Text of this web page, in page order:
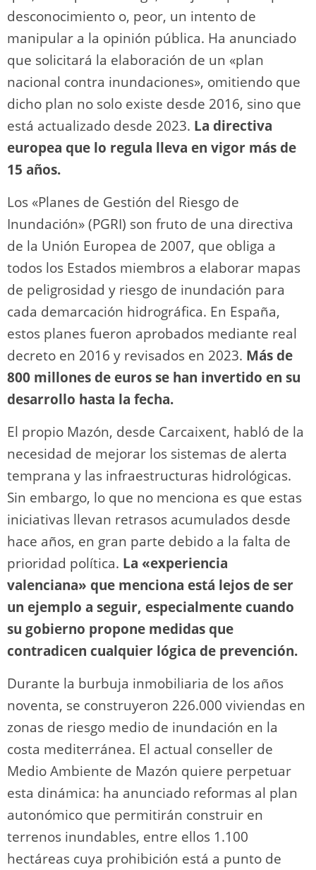
desconocimiento o, peor, un intento de
manipular a la opinión pública. Ha anunciado
que solicitará la elaboración de un «plan
nacional contra inundaciones», omitiendo que
dicho plan no solo existe desde 2016, sino que
está actualizado desde 2023. La directiva
europea que lo regula lleva en vigor más de
15 años.
Los «Planes de Gestión del Riesgo de
Inundación» (PGRI) son fruto de una directiva
de la Unión Europea de 2007, que obliga a
todos los Estados miembros a elaborar mapas
de peligrosidad y riesgo de inundación para
cada demarcación hidrográfica. En España,
estos planes fueron aprobados mediante real
decreto en 2016 y revisados en 2023. Más de
800 millones de euros se han invertido en su
desarrollo hasta la fecha.
El propio Mazón, desde Carcaixent, habló de la
necesidad de mejorar los sistemas de alerta
temprana y las infraestructuras hidrológicas.
Sin embargo, lo que no menciona es que estas
iniciativas llevan retrasos acumulados desde
hace años, en gran parte debido a la falta de
prioridad política. La «experiencia
valenciana» que menciona está lejos de ser
un ejemplo a seguir, especialmente cuando
su gobierno propone medidas que
contradicen cualquier lógica de prevención.
Durante la burbuja inmobiliaria de los años
noventa, se construyeron 226.000 viviendas en
zonas de riesgo medio de inundación en la
costa mediterránea. El actual conseller de
Medio Ambiente de Mazón quiere perpetuar
esta dinámica: ha anunciado reformas al plan
autonómico que permitirán construir en
terrenos inundables, entre ellos 1.100
hectáreas cuya prohibición está a punto de